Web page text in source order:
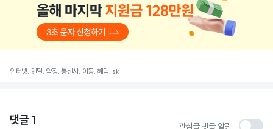
인터넷, 렌탈, 약정, 통신사, 이동, 혜택, sk
댓글 1 관심글 댓글 알림